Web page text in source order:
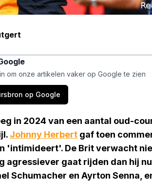
om onze artikelen vaker op Google te zien
op Google
in 2024 van een aantal oud-
Johnny Herbert gaf toen
'intimideert'. De Brit verwacht
agressiever gaat rijden dan hij
Schumacher en Ayrton Senna,